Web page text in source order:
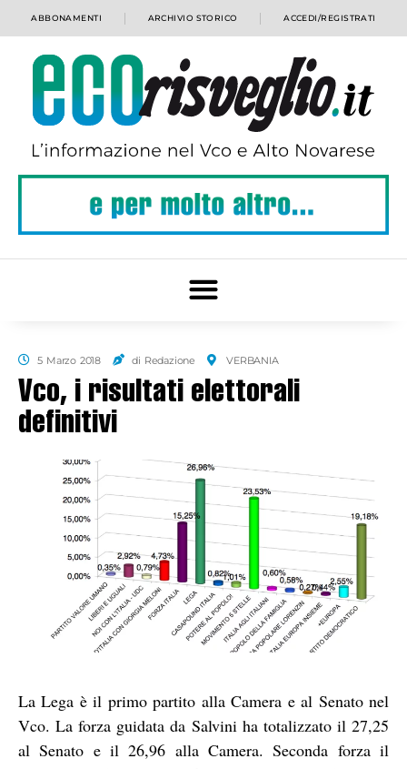
ABBONAMENTI ARCHIVIO STORICO ACCEDI/REGISTRATI
5 Marzo 2018 di Redazione VERBANIA
Vco, i risultati elettorali
definitivi
La Lega è il primo partito alla Camera e al Senato nel
Vco. La forza guidata da Salvini ha totalizzato il 27,25
al Senato e il 26,96 alla Camera. Seconda forza il